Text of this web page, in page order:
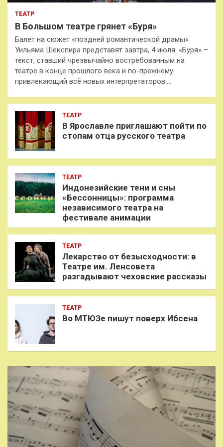
ТЕАТР
В Большом театре грянет «Буря»
Балет на сюжет «поздней романтической драмы»
Уильяма Шекспира представят завтра, 4 июля. «Буря» –
текст, ставший чрезвычайно востребованным на
театре в конце прошлого века и по-прежнему
привлекающий всё новых интерпретаторов.…
ТЕАТР
В Ярославле приглашают пойти по
стопам отца русского театра
ТЕАТР
Индонезийские тени и сны
«Бессонницы»: программа
независимого театра на
фестивале анимации
ТЕАТР
Лекарство от безысходности: в
Театре им. Ленсовета
разгадывают чеховские рассказы
ТЕАТР
Во МТЮЗе пишут поверх Ибсена